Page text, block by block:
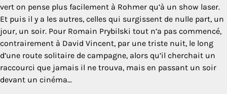
vert on pense plus facilement à Rohmer qu’à un show laser.
Et puis il y a les autres, celles qui surgissent de nulle part, un
jour, un soir. Pour Romain Prybilski tout n’a pas commencé,
contrairement à David Vincent, par une triste nuit, le long
d’une route solitaire de campagne, alors qu’il cherchait un
raccourci que jamais il ne trouva, mais en passant un soir
devant un cinéma…